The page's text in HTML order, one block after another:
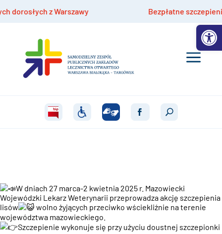
z Warszawy Bezpłatne szczepienia hpv
W dniach 27 marca-2 kwietnia 2025 r. Mazowiecki
Wojewódzki Lekarz Weterynarii przeprowadza akcję szczepienia
lisów
wolno żyjących przeciwko wściekliźnie na terenie
województwa mazowieckiego.
Szczepienie wykonuje się przy użyciu doustnej szczepionki